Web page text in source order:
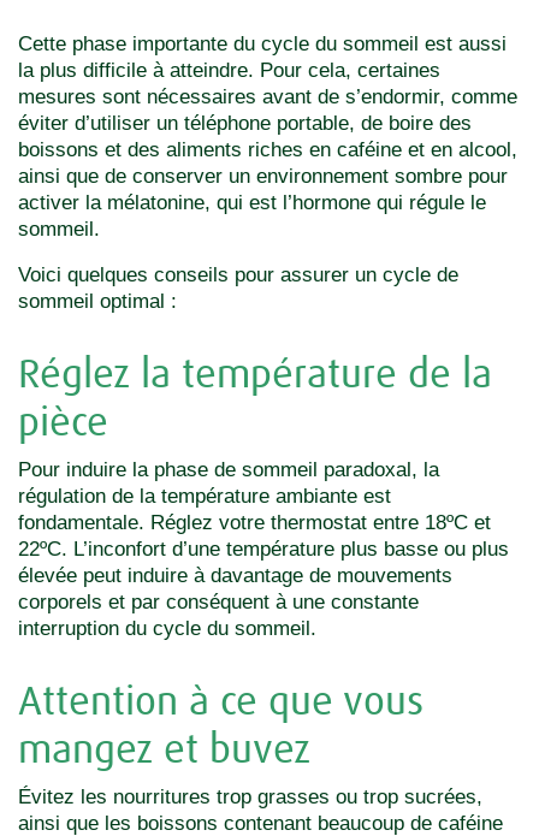
Cette phase importante du cycle du sommeil est aussi
la plus difficile à atteindre. Pour cela, certaines
mesures sont nécessaires avant de s’endormir, comme
éviter d’utiliser un téléphone portable, de boire des
boissons et des aliments riches en caféine et en alcool,
ainsi que de conserver un environnement sombre pour
activer la mélatonine, qui est l’hormone qui régule le
sommeil.
Voici quelques conseils pour assurer un cycle de
sommeil optimal :
Réglez la température de la
pièce
Pour induire la phase de sommeil paradoxal, la
régulation de la température ambiante est
fondamentale. Réglez votre thermostat entre 18ºC et
22ºC. L’inconfort d’une température plus basse ou plus
élevée peut induire à davantage de mouvements
corporels et par conséquent à une constante
interruption du cycle du sommeil.
Attention à ce que vous
mangez et buvez
Évitez les nourritures trop grasses ou trop sucrées,
ainsi que les boissons contenant beaucoup de caféine